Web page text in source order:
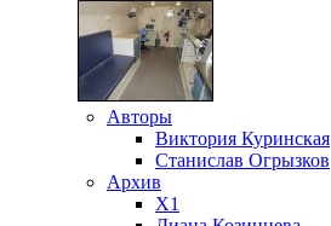
Авторы
Виктория Куринская
Станислав Огрызков
Архив
X1